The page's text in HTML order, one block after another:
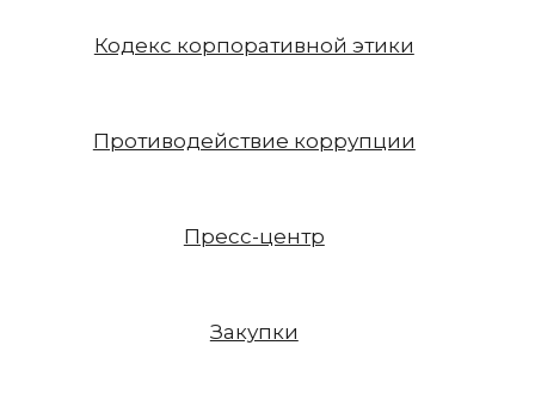
Кодекс корпоративной этики
Противодействие коррупции
Пресс-центр
Закупки